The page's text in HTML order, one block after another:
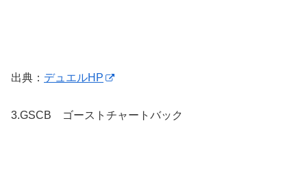
出典： デュエルHP
3.GSCB ゴーストチャートバック